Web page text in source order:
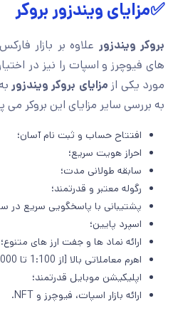
✅مزایای ویندزور بروکر
بروکر ویندزور علاوه بر بازار
های فیوچرز و اسپات را نیز در
مورد یکی از مزایای بروکر ویندزور
به بررسی سایر مزایای این بروکر می
افتتاح حساب و ثبت نام آسان؛
احراز هویت سریع؛
سابقه طولانی مدت؛
رگوله معتبر و قدرتمند؛
پشتیبانی با پاسخگویی سریع در
اسپرد پایین؛
ارائه نماد ها و جفت ارز های متنوع؛
اهرم معاملاتی بالا [از 1:100 تا 1:1000]؛
اپلیکیشن موبایل قدرتمند؛
ارائه بازار اسپات، فیوچرز و NFT.